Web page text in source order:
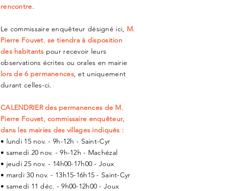
rencontre.
Le commissaire enquêteur désigné ici, M.
Pierre Fouvet,se tiendra à disposition
des habitants pour recevoir leurs
observations écrites ou orales en mairie
lors de 6 permanences, et uniquement
durant celles-ci.
CALENDRIERdes permanences de M.
Pierre Fouvet, commissaire enquêteur,
dans les mairies des villages indiqués :
• lundi 15 nov. - 9h-12h - Saint-Cyr
• samedi 20 nov. - 9h-12h - Machézal
• jeudi 25 nov. - 14h00-17h00 - Joux
• mardi 30 nov. - 13h15-16h15 - Saint-Cyr
• samedi 11 déc. - 9h00-12h00 - Joux